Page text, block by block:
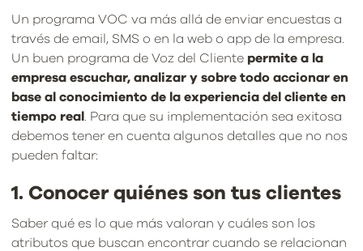
Un programa VOC va más allá de enviar encuestas a
través de email, SMS o en la web o app de la empresa.
Un buen programa de Voz del Cliente permite a la
empresa escuchar, analizar y sobre todo accionar en
base al conocimiento de la experiencia del cliente en
tiempo real
. Para que su implementación sea exitosa
debemos tener en cuenta algunos detalles que no nos
pueden faltar:
1. Conocer quiénes son tus clientes
Saber qué es lo que más valoran y cuáles son los
atributos que buscan encontrar cuando se relacionan